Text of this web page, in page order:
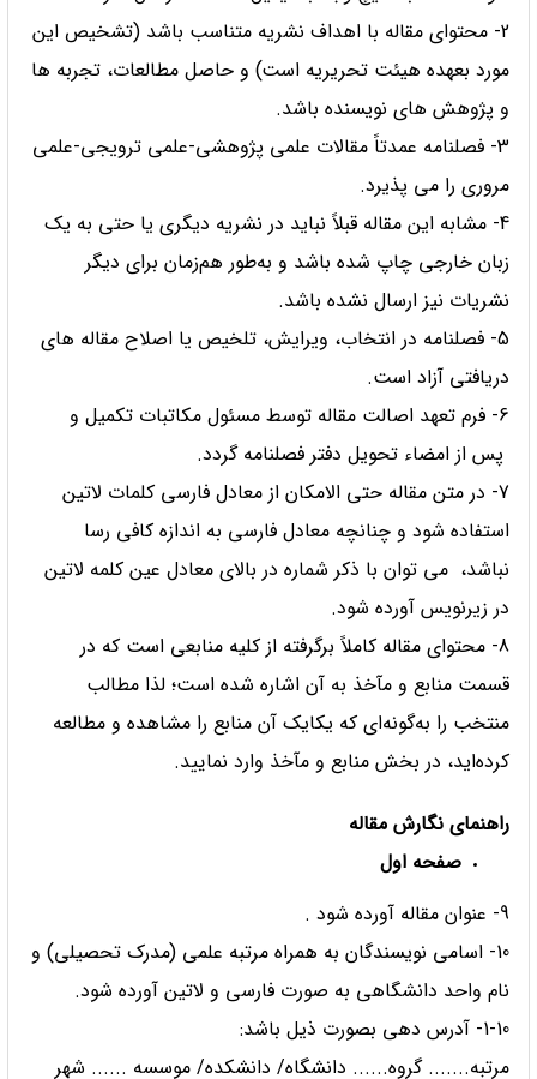
2- محتوای مقاله با اهداف نشریه متناسب باشد (تشخیص این
مورد بعهده هیئت تحریریه است) و حاصل مطالعات، تجربه ها
و پژوهش های نویسنده باشد.
3- فصلنامه عمدتاً مقالات علمی پژوهشی-علمی ترویجی-علمی
مروری را می پذیرد.
4- مشابه این مقاله قبلاً نباید در نشریه دیگری یا حتی به یک
زبان خارجی چاپ شده باشد و به‌طور هم‌زمان برای دیگر
نشریات نیز ارسال نشده باشد.
5- فصلنامه در انتخاب، ویرایش، تلخیص یا اصلاح مقاله های
دریافتی آزاد است.
6- فرم تعهد اصالت مقاله توسط مسئول مکاتبات تکمیل و
پس از امضاء تحویل دفتر فصلنامه گردد.
7- در متن مقاله حتی الامکان از معادل فارسی کلمات لاتین
استفاده شود و چنانچه معادل فارسی به اندازه کافی رسا
نباشد، می توان با ذکر شماره در بالای معادل عین کلمه لاتین
در زیرنویس آورده شود.
8- محتوای مقاله کاملاً برگرفته از کلیه منابعی است که در
قسمت منابع و مآخذ به آن اشاره شده است؛ لذا مطالب
منتخب را به‌گونه‌ای که یکایک آن منابع را مشاهده و مطالعه
کرده‌اید، در بخش منابع و مآخذ وارد نمایید.
راهنمای نگارش مقاله
صفحه اول
9- عنوان مقاله آورده شود .
10- اسامی نویسندگان به همراه مرتبه علمی (مدرک تحصیلی) و
نام واحد دانشگاهی به صورت فارسی و لاتین آورده شود.
1-10- آدرس دهی بصورت ذیل باشد:
مرتبه....... گروه...... دانشگاه/ دانشکده/ موسسه ...... شهر